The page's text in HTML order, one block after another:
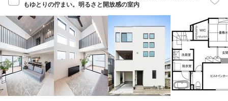
もゆとりの佇まい。明るさと開放感の室内